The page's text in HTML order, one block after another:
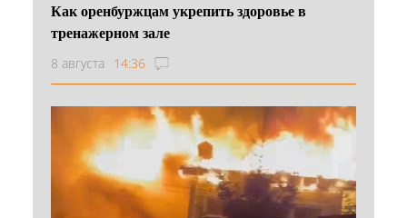
Как оренбуржцам укрепить здоровье в
тренажерном зале
8 августа 14:36